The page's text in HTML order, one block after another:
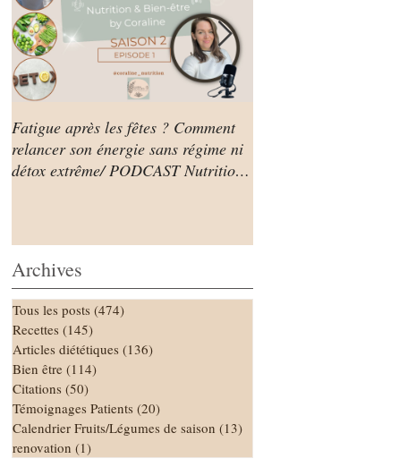
Fatigue après les fêtes ? Comment
relancer son énergie sans régime ni
détox extrême/ PODCAST Nutrition
Archives
Tous les posts (474)
Recettes (145)
Articles diététiques (136)
Bien être (114)
Citations (50)
Témoignages Patients (20)
Calendrier Fruits/Légumes de saison (13)
renovation (1)